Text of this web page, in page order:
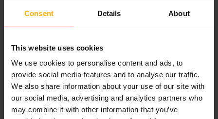
Consent Details About
This website uses cookies
We use cookies to personalise content and ads, to
provide social media features and to analyse our traffic.
We also share information about your use of our site with
our social media, advertising and analytics partners who
may combine it with other information that you’ve
vérification du câble du codeur et de la
contrôle des connecteurs côté moteur et côté
servovariateur,
évaluation du blindage et du cheminement des
câbles par rapport aux sources de
perturbations,